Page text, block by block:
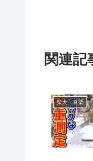
関連記
柴犬・豆柴